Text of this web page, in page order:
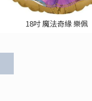
18吋 魔法奇緣 樂佩